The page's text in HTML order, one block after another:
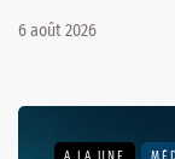
6 août 2026